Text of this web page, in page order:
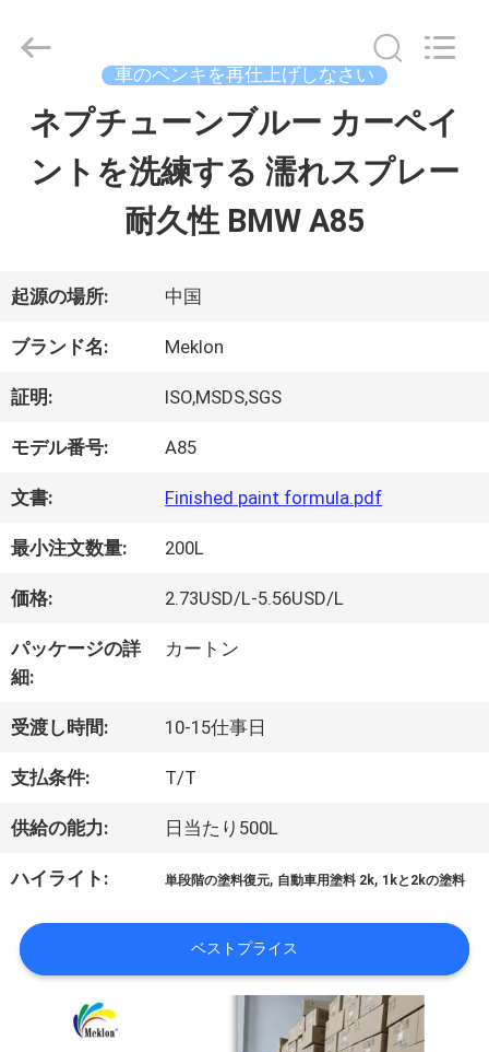
ホ
製
品
ビ
デ
オ
企
業
情
報
会
社
案
Guangzhou
All
Rights
車のペンキを再仕上げしなさい
ネプチューンブルー カーペイ
ントを洗練する 濡れスプレー
耐久性 BMW A85
起源の場所: 中国
ブランド名: Meklon
証明: ISO,MSDS,SGS
モデル番号: A85
文書: Finished paint formula.pdf
最小注文数量: 200L
価格: 2.73USD/L-5.56USD/L
パッケージの詳
細:
カートン
受渡し時間: 10-15仕事日
支払条件: T/T
供給の能力: 日当たり500L
ハイライト: 単段階の塗料復元, 自動車用塗料 2k, 1kと2kの塗料
ベストプライス